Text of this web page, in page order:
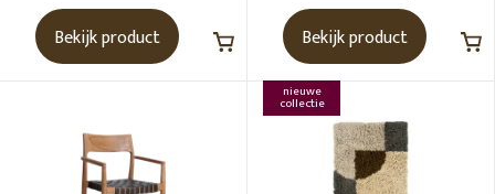
Bekijk product Bekijk product
nieuwe
collectie